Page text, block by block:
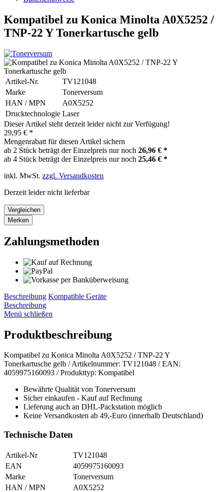
Kompatibel zu Konica Minolta A0X5252 /
TNP-22 Y Tonerkartusche gelb
Artikel-Nr.
TV121048
Marke
Tonerversum
HAN / MPN
A0X5252
Drucktechnologie Laser
Dieser Artikel steht derzeit leider nicht zur Verfügung!
29,95 € *
Mengenrabatt für diesen Artikel sichern
ab 2 Stück beträgt der Einzelpreis nur noch 26,96 € *
ab 4 Stück beträgt der Einzelpreis nur noch 25,46 € *
inkl. MwSt. zzgl. Versandkosten
Derzeit leider nicht lieferbar
Vergleichen
Merken
Zahlungsmethoden
Beschreibung Kompatible Geräte
Beschreibung
Menü schließen
Produktbeschreibung
Kompatibel zu Konica Minolta A0X5252 / TNP-22 Y
Tonerkartusche gelb / Artikelnummer: TV121048 / EAN:
4059975160093 / Produkttyp: Kompatibel
Bewährte Qualität von Tonerversum
Sicher einkaufen - Kauf auf Rechnung
Lieferung auch an DHL-Packstation möglich
Keine Versandkosten ab 49,-Euro (innerhalb Deutschland)
Technische Daten
Artikel-Nr
TV121048
EAN
4059975160093
Marke
Tonerversum
HAN / MPN
A0X5252